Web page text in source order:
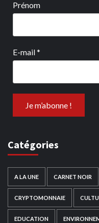
Prénom
E-mail*
Catégories
A LA UNE CARNET NOIR
CRYPTOMONNAIE
EDUCATION